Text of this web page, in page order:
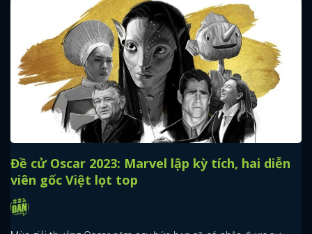
Đề cử Oscar 2023: Marvel lập kỳ tích, hai diễn
viên gốc Việt lọt top